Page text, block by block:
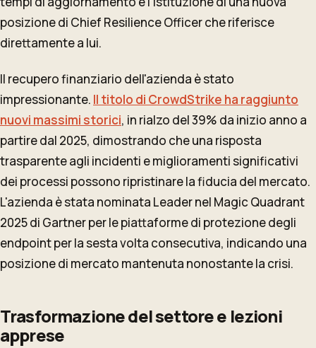
posizione di Chief Resilience Officer che riferisce
direttamente a lui.
Il recupero finanziario dell'azienda è stato
impressionante. Il titolo di CrowdStrike ha raggiunto
nuovi massimi storici, in rialzo del 39% da inizio anno a
partire dal 2025, dimostrando che una risposta
trasparente agli incidenti e miglioramenti significativi
dei processi possono ripristinare la fiducia del mercato.
L'azienda è stata nominata Leader nel Magic Quadrant
2025 di Gartner per le piattaforme di protezione degli
endpoint per la sesta volta consecutiva, indicando una
posizione di mercato mantenuta nonostante la crisi.
Trasformazione del settore e lezioni
apprese